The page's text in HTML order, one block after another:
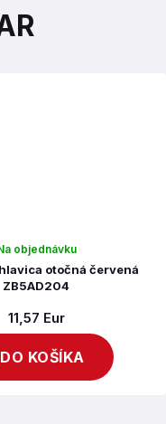
objednávku
otočná červená
ZB5AD204
11,57 Eur
DO KOŠÍKA